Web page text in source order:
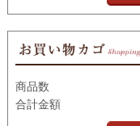
商品数
合計金額